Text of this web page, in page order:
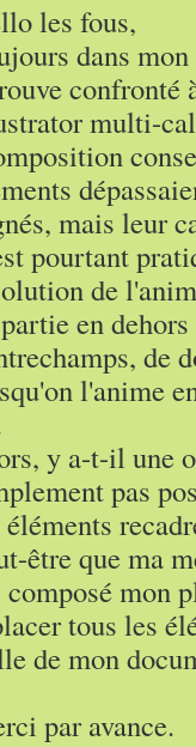
les fous,
dans
confronté
multi-
mais leur
pourtant
de
en
de
l'anime
y a-t-il une
pas
éléments
être que ma
mon
tous les
de mon
par avance.